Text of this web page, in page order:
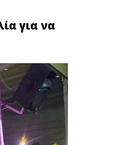
για να